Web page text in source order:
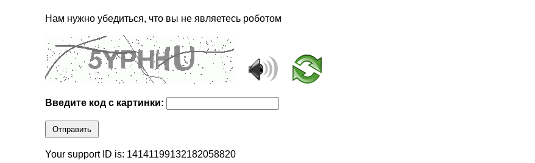
Нам нужно убедиться, что вы не являетесь роботом
Введите код с картинки:
Отправить
Your support ID is: 14141199132182058820